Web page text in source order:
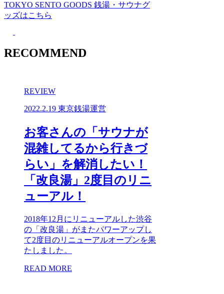
TOKYO SENTO GOODS 銭湯・サウナグ
ッズはこちら
RECOMMEND
REVIEW
2022.2.19 東京銭湯運営
お客さんの「サウナが
混雑してるから行きづ
らい」を解消したい！
「改良湯」2度目のリニ
ューアル！
2018年12月にリニューアルした渋谷
の「改良湯」がまたパワーアップし
て2度目のリニューアルオープンを果
たしました。
READ MORE